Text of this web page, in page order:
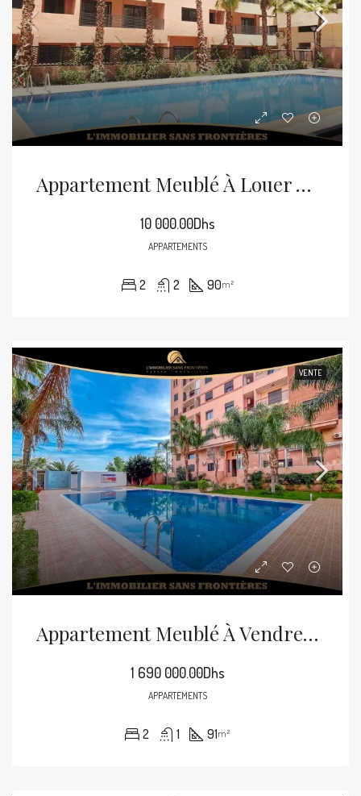
Appartement Meublé À Louer À Targa, Marrakech – RDC En Résidence Avec Piscine
10 000.00Dhs
APPARTEMENTS
2 2 90m²
VENTE
Appartement Meublé À Vendre À Guéliz, 91 M², Marrakech
1 690 000.00Dhs
APPARTEMENTS
2 1 91m²